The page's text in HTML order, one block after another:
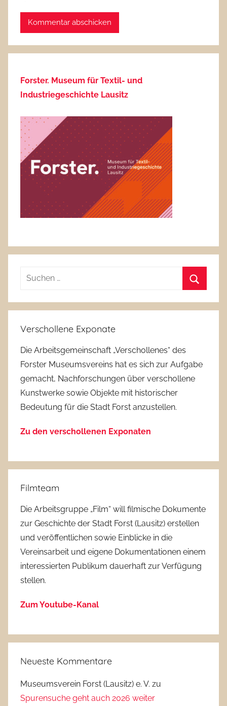
Forster. Museum für Textil- und
Industriegeschichte Lausitz
Suchen
Verschollene Exponate
Die Arbeitsgemeinschaft „Verschollenes“ des
Forster Museumsvereins hat es sich zur Aufgabe
gemacht, Nachforschungen über verschollene
Kunstwerke sowie Objekte mit historischer
Bedeutung für die Stadt Forst anzustellen.
Zu den verschollenen Exponaten
Filmteam
Die Arbeitsgruppe „Film“ will filmische Dokumente
zur Geschichte der Stadt Forst (Lausitz) erstellen
und veröffentlichen sowie Einblicke in die
Vereinsarbeit und eigene Dokumentationen einem
interessierten Publikum dauerhaft zur Verfügung
stellen.
Zum Youtube-Kanal
Neueste Kommentare
Museumsverein Forst (Lausitz) e. V. zu
Spurensuche geht auch 2026 weiter